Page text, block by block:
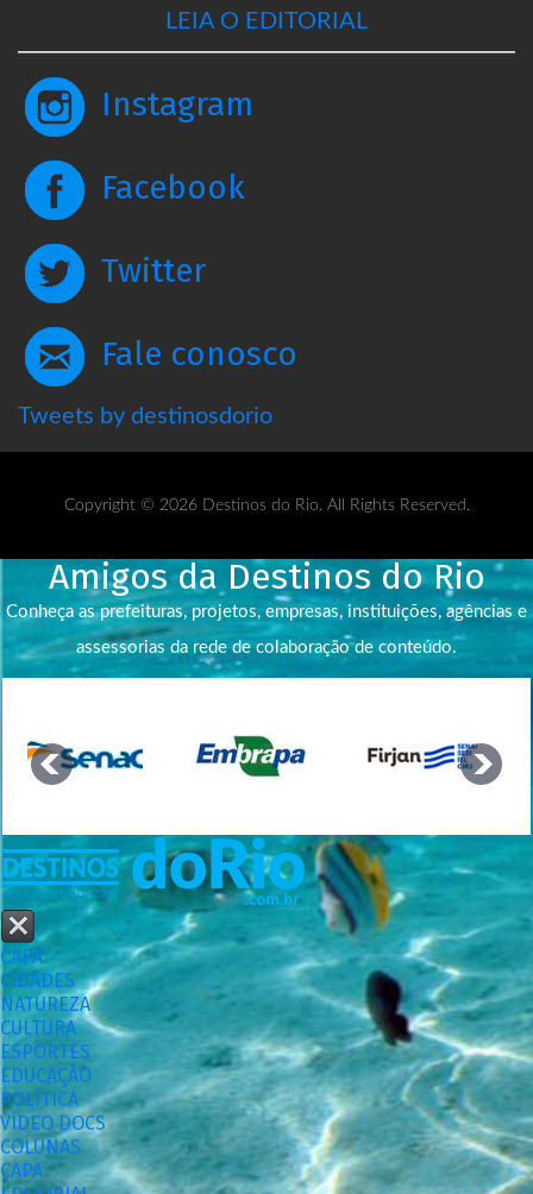
LEIA O EDITORIAL
Instagram
Facebook
Twitter
Fale conosco
Tweets by destinosdorio
Copyright © 2026 Destinos do Rio. All Rights Reserved.
Amigos da Destinos do Rio
Conheça as prefeituras, projetos, empresas, instituições, agências e
assessorias da rede de colaboração de conteúdo.